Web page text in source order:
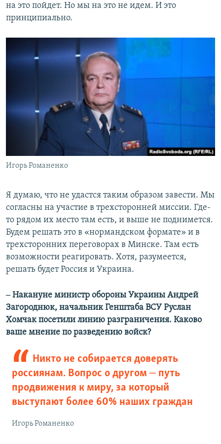
на это пойдет. Но мы на это не идем. И это
принципиально.
Игорь Романенко
Я думаю, что не удастся таким образом завести. Мы
согласны на участие в трехсторонней миссии. Где-
то рядом их место там есть, и выше не поднимется.
Будем решать это в «нормандском формате» и в
трехсторонних переговорах в Минске. Там есть
возможности реагировать. Хотя, разумеется,
решать будет Россия и Украина.
‒ Накануне министр обороны Украины Андрей
Загороднюк, начальник Генштаба ВСУ Руслан
Хомчак посетили линию разграничения. Каково
ваше мнение по разведению войск?
Никто не собирается доверять
россиянам. Вопрос о другом ‒ путь
продвижения к миру, за который
выступают более 60% наших граждан
Игорь Романенко